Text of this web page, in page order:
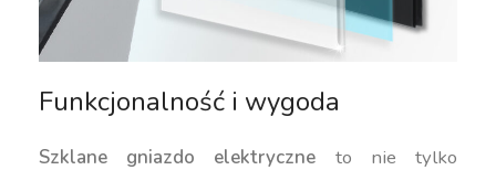
Funkcjonalność i wygoda
Szklane gniazdo elektryczne to nie tylko